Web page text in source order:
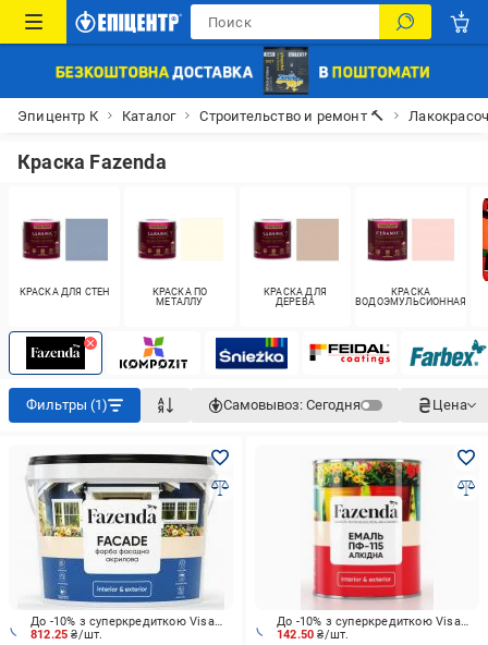
Эпицентр К Каталог Строительство и ремонт 🔨
Краска Fazenda
КРАСКА ДЛЯ СТЕН
КРАСКА ПО
МЕТАЛЛУ
КРАСКА ДЛЯ
ДЕРЕВА
КРАСКА
ВОДОЭМУЛЬСИОННАЯ
Фильтры (1) Самовывоз: Сегодня Цена
812.25₴/шт.
До -10% з суперкредиткою Visa Вигода
142.50₴/шт.
До -10% з суперкредиткою Visa Вигода